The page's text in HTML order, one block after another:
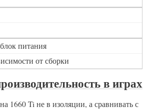
питания
от сборки
в играх
1660 Ti не в изоляции, а сравнивать с